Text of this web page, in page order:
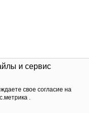
и сервис
свое согласие на
.
персональных